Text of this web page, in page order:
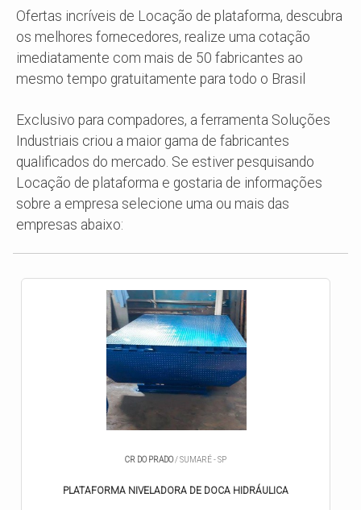
Ofertas incríveis de Locação de plataforma, descubra
os melhores fornecedores, realize uma cotação
imediatamente com mais de 50 fabricantes ao
mesmo tempo gratuitamente para todo o Brasil
Exclusivo para compadores, a ferramenta Soluções
Industriais criou a maior gama de fabricantes
qualificados do mercado. Se estiver pesquisando
Locação de plataforma e gostaria de informações
sobre a empresa selecione uma ou mais das
empresas abaixo:
CR DO PRADO/ SUMARÉ - SP
PLATAFORMA NIVELADORA DE DOCA HIDRÁULICA